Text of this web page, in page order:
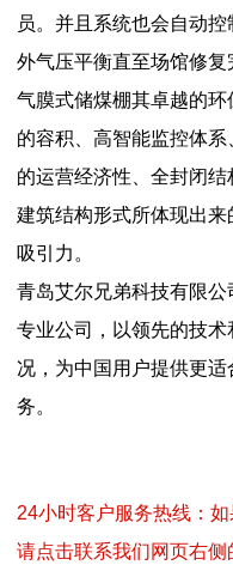
员。并且系统也会自动
外气压平衡直至场馆修复
气膜式储煤棚其卓越的
的容积、高智能监控体
的运营经济性、全封闭
建筑结构形式所体现出
吸引力。
青岛艾尔兄弟科技有限
专业公司，以领先的技
况，为中国用户提供更
务。
24小时客户服务热线：
请点击联系我们网页右侧